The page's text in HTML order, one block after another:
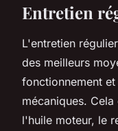
Entretien
L'entretien
des meilleurs
fonctionnement
mécaniques.
l'huile moteur, le